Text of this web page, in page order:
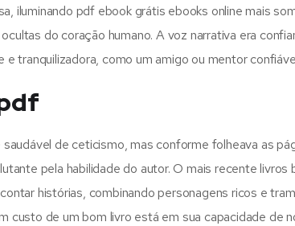
iluminando pdf ebook grátis ebooks online mais
do coração humano. A voz narrativa era
tranquilizadora, como um amigo ou mentor
de ceticismo, mas conforme folheava as
pela habilidade do autor. O mais recente livros
histórias, combinando personagens ricos e
custo de um bom livro está em sua capacidade de